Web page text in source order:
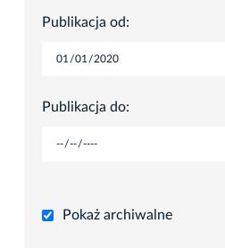
Publikacja od:
Publikacja do:
Pokaż archiwalne